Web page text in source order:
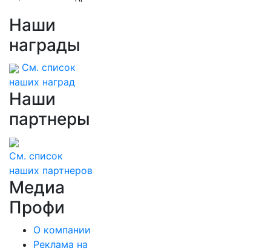
Наши
награды
См. список
наших наград
Наши
партнеры
См. список
наших партнеров
Медиа
Профи
О компании
Реклама на